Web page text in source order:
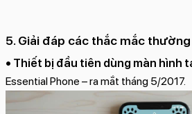
5. Giải đáp các thắc mắc
• Thiết bị đầu tiên dùng màn hình
Essential Phone – ra mắt tháng 5/2017.